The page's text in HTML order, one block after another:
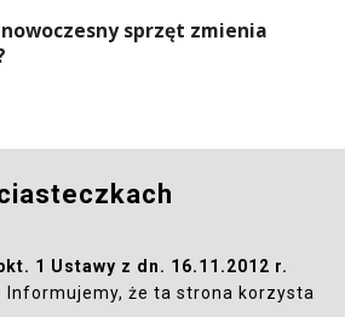
sprzęt zmienia
1 Ustawy z dn. 16.11.2012 r.
Informujemy, że ta strona korzysta